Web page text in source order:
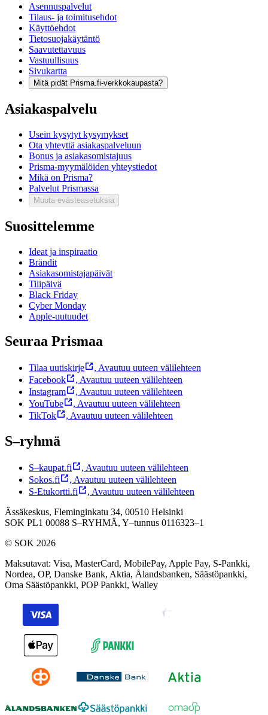
Asennuspalvelut
Tilaus- ja toimitusehdot
Käyttöehdot
Tietosuojakäytäntö
Saavutettavuus
Vastuullisuus
Sivukartta
Mitä pidät Prisma.fi-verkkokaupasta?
Asiakaspalvelu
Usein kysytyt kysymykset
Ota yhteyttä asiakaspalveluun
Bonus ja asiakasomistajuus
Prisma-myymälöiden yhteystiedot
Mikä on Prisma?
Palvelut Prismassa
Muuta evästeasetuksia
Suosittelemme
Ideat ja inspiraatio
Brändit
Asiakasomistajapäivät
Tilipäivä
Black Friday
Cyber Monday
Apple-uutuudet
Seuraa Prismaa
Tilaa uutiskirje , Avautuu uuteen välilehteen
Facebook
, Avautuu uuteen välilehteen
Instagram
, Avautuu uuteen välilehteen
YouTube
, Avautuu uuteen välilehteen
TikTok
, Avautuu uuteen välilehteen
S–ryhmä
S–kaupat.fi , Avautuu uuteen välilehteen
Sokos.fi
, Avautuu uuteen välilehteen
S-Etukortti.fi
, Avautuu uuteen välilehteen
Ässäkeskus, Fleminginkatu 34, 00510 Helsinki
SOK PL1 00088 S–RYHMÄ, Y–tunnus 0116323–1
© SOK 2026
Maksutavat: Visa, MasterCard, MobilePay, Apple Pay, S-Pankki,
Nordea, OP, Danske Bank, Aktia, Ålandsbanken, Säästöpankki,
Oma Säästöpankki, POP Pankki, Walley